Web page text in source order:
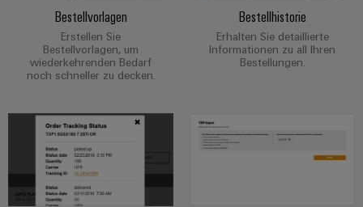
für
die
Wasser-
und
Abwasserindustrie
Wasserstoff
als
Schlüsseltechnologie
für
die
Energiewende
Software
Markierer
Industrieleuchte
Cabinet
Infrastructure
Bestellvorlagen
Erstellen Sie
Bestellvorlagen, um
wiederkehrenden Bedarf
noch schneller zu decken.
Bestellhistorie
Erhalten Sie detaillierte
Informationen zu all Ihren
Bestellungen.